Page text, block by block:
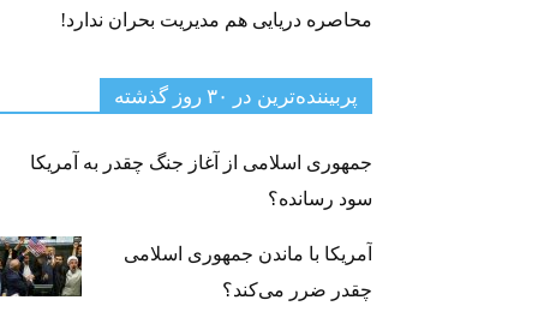
محاصره دریایی هم مدیریت بحران ندارد!
پربیننده‌ترین‌ در ۳۰ روز گذشته
جمهوری اسلامی از آغاز جنگ چقدر به آمریکا
سود رسانده؟
آمریکا با ماندن جمهوری اسلامی
چقدر ضرر می‌کند؟